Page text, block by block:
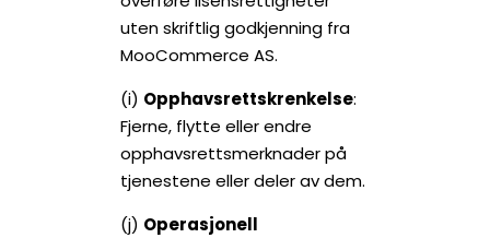
uten skriftlig godkjenning fra
MooCommerce AS.
(i) Opphavsrettskrenkelse:
Fjerne, flytte eller endre
opphavsrettsmerknader på
tjenestene eller deler av dem.
(j) Operasjonell